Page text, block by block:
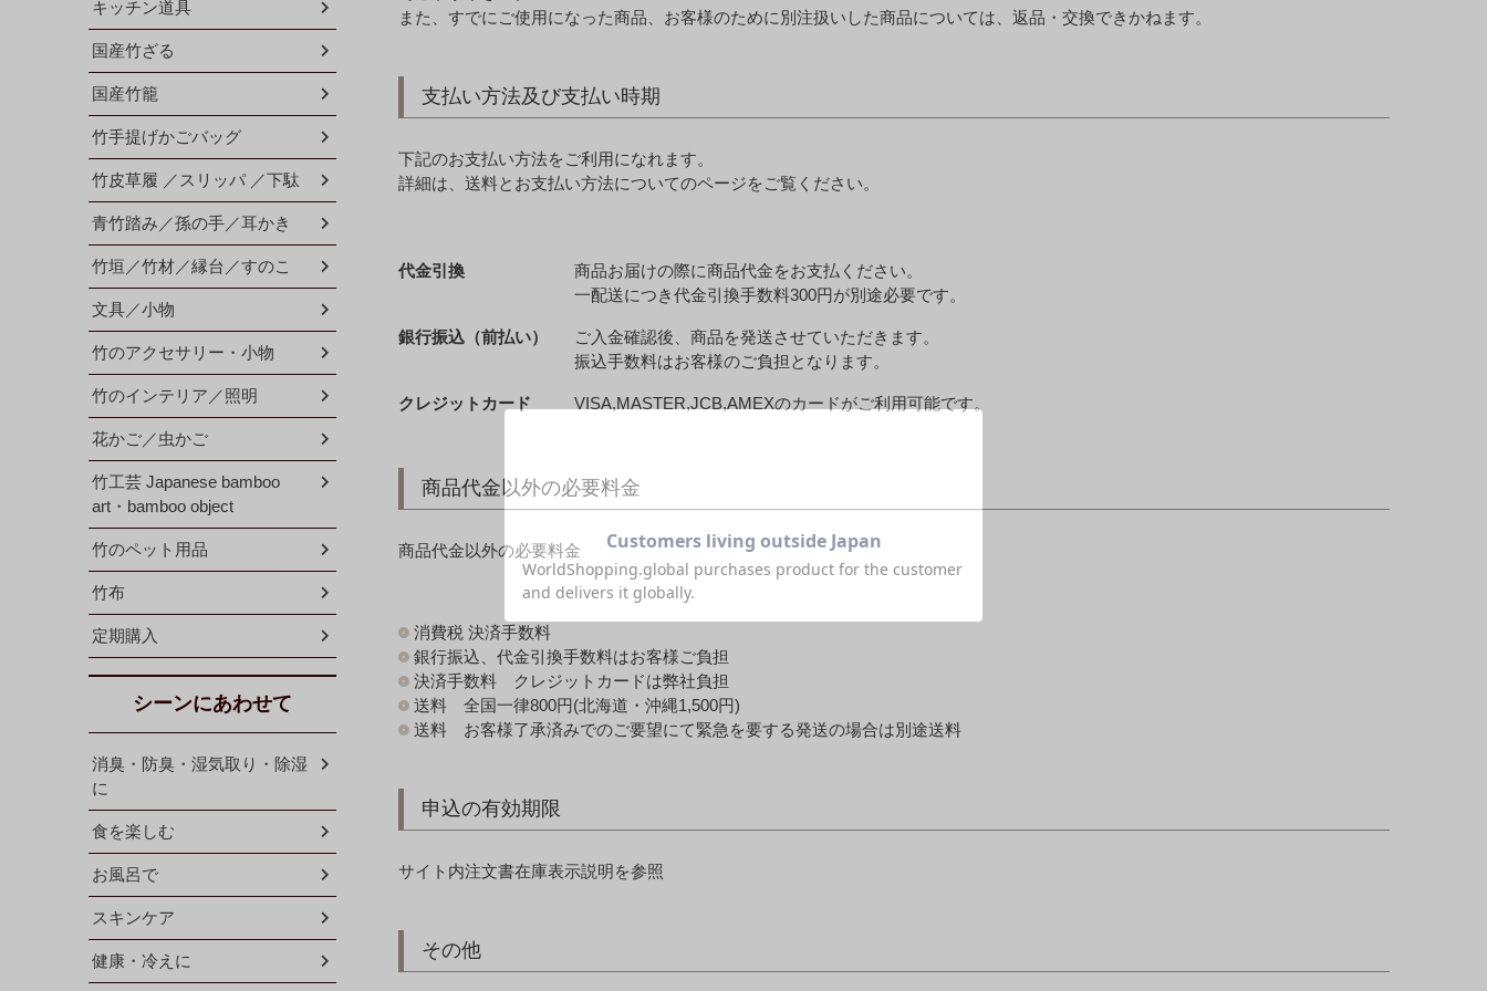
キッチン道具
国産竹ざる
国産竹籠
竹手提げかごバッグ
竹皮草履 ／スリッパ ／下駄
青竹踏み／孫の手／耳かき
竹垣／竹材／縁台／すのこ
文具／小物
竹のアクセサリー・小物
竹のインテリア／照明
花かご／虫かご
竹工芸 Japanese bamboo
art・bamboo object
竹のペット用品
竹布
定期購入
シーンにあわせて
消臭・防臭・湿気取り・除湿
に
食を楽しむ
お風呂で
スキンケア
健康・冷えに
また、すでにご使用になった商品、お客様のために別注扱いした商品については、返品・交換できかねます。
支払い方法及び支払い時期
下記のお支払い方法をご利用になれます。
詳細は、送料とお支払い方法についてのページをご覧ください。
代金引換
商品お届けの際に商品代金をお支払ください。
一配送につき代金引換手数料300円が別途必要です。
銀行振込（前払い）
ご入金確認後、商品を発送させていただきます。
振込手数料はお客様のご負担となります。
クレジットカード VISA,MASTER,JCB,AMEXのカードがご利用可能です。
商品代金以外の必要料金
商品代金以外の必要料金
消費税 決済手数料
銀行振込、代金引換手数料はお客様ご負担
決済手数料 クレジットカードは弊社負担
送料 全国一律800円(北海道・沖縄1,500円)
送料 お客様了承済みでのご要望にて緊急を要する発送の場合は別途送料
申込の有効期限
サイト内注文書在庫表示説明を参照
その他